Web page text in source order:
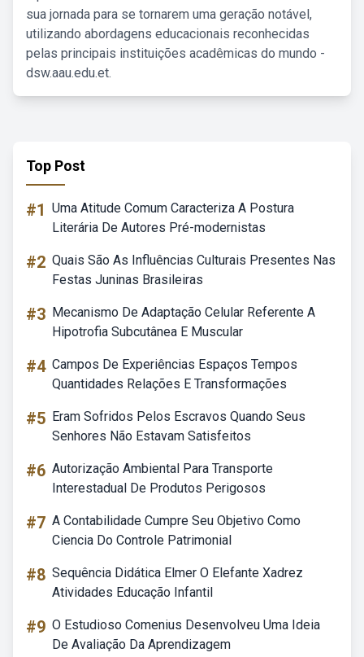
sua jornada para se tornarem uma geração notável,
utilizando abordagens educacionais reconhecidas
pelas principais instituições acadêmicas do mundo -
dsw.aau.edu.et.
Top Post
#1 Uma Atitude Comum Caracteriza A Postura
Literária De Autores Pré-modernistas
#2 Quais São As Influências Culturais Presentes Nas
Festas Juninas Brasileiras
#3 Mecanismo De Adaptação Celular Referente A
Hipotrofia Subcutânea E Muscular
#4 Campos De Experiências Espaços Tempos
Quantidades Relações E Transformações
#5 Eram Sofridos Pelos Escravos Quando Seus
Senhores Não Estavam Satisfeitos
#6 Autorização Ambiental Para Transporte
Interestadual De Produtos Perigosos
#7 A Contabilidade Cumpre Seu Objetivo Como
Ciencia Do Controle Patrimonial
#8 Sequência Didática Elmer O Elefante Xadrez
Atividades Educação Infantil
#9 O Estudioso Comenius Desenvolveu Uma Ideia
De Avaliação Da Aprendizagem